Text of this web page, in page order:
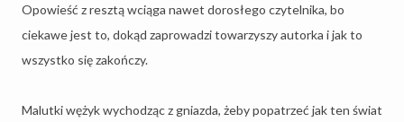
Opowieść z resztą wciąga nawet dorosłego czytelnika, bo
ciekawe jest to, dokąd zaprowadzi towarzyszy autorka i jak to
wszystko się zakończy.
Malutki wężyk wychodząc z gniazda, żeby popatrzeć jak ten świat